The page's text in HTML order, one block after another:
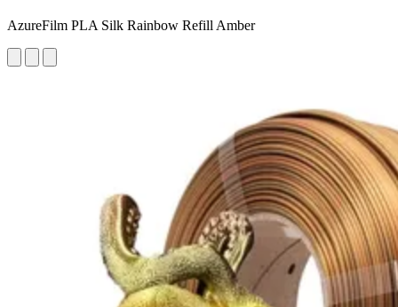
AzureFilm PLA Silk Rainbow Refill Amber